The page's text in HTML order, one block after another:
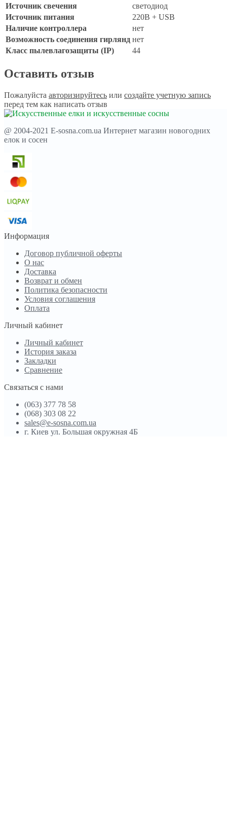
Источник свечения
светодиод
Источник питания
220В + USB
Наличие контроллера
нет
Возможность соединения гирлянд нет
Класс пылевлагозащиты (IP)
44
Оставить отзыв
Пожалуйста авторизируйтесь или создайте учетную запись
перед тем как написать отзыв
@ 2004-2021 E-sosna.com.ua Интернет магазин новогодних
елок и сосен
Информация
Договор публичной оферты
О нас
Доставка
Возврат и обмен
Политика безопасности
Условия соглашения
Оплата
Личный кабинет
Личный кабинет
История заказа
Закладки
Сравнение
Связаться с нами
(063) 377 78 58
(068) 303 08 22
sales@e-sosna.com.ua
г. Киев ул. Большая окружная 4Б